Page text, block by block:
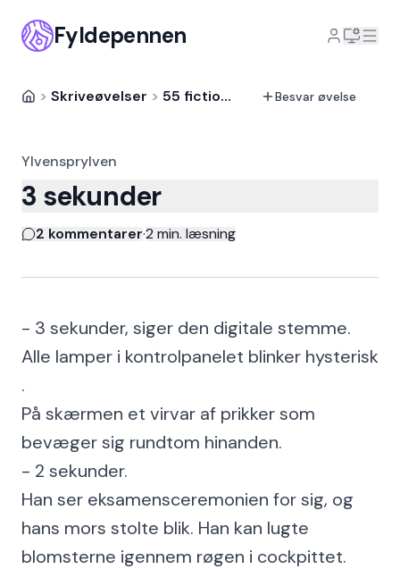
Fyldepennen
> Skriveøvelser > 55 fiction Besvarelse
Besvar øvelse
Ylvensprylven
3 sekunder
2 kommentarer·2 min. læsning
- 3 sekunder, siger den digitale stemme.
Alle lamper i kontrolpanelet blinker hysterisk
.
På skærmen et virvar af prikker som
bevæger sig rundtom hinanden.
- 2 sekunder.
Han ser eksamensceremonien for sig, og
hans mors stolte blik. Han kan lugte
blomsterne igennem røgen i cockpittet.